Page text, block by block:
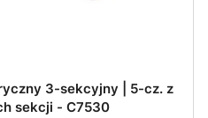
3-sekcyjny | 5-cz. z
sekcji - C7530